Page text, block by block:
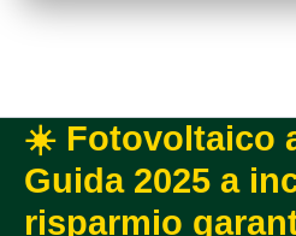
☀️ Fotovoltaico
Guida 2025 a
risparmio